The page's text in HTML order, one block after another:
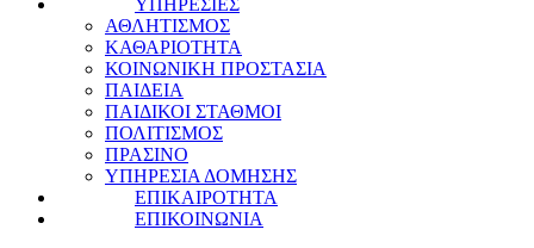
ΥΠΗΡΕΣΙΕΣ
ΑΘΛΗΤΙΣΜΟΣ
ΚΑΘΑΡΙΟΤΗΤΑ
ΚΟΙΝΩΝΙΚΗ ΠΡΟΣΤΑΣΙΑ
ΠΑΙΔΕΙΑ
ΠΑΙΔΙΚΟΙ ΣΤΑΘΜΟΙ
ΠΟΛΙΤΙΣΜΟΣ
ΠΡΑΣΙΝΟ
ΥΠΗΡΕΣΙΑ ΔΟΜΗΣΗΣ
ΕΠΙΚΑΙΡΟΤΗΤΑ
ΕΠΙΚΟΙΝΩΝΙΑ